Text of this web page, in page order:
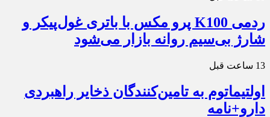
ردمی K100 پرو مکس با باتری غول‌پیکر و
شارژ بی‌سیم روانه بازار می‌شود
13 ساعت قبل
اولتیماتوم به تامین‌کنندگان ذخایر راهبردی
دارو+نامه